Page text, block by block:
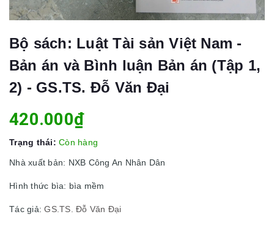
Bộ sách: Luật Tài sản Việt Nam -
Bản án và Bình luận Bản án (Tập 1,
2) - GS.TS. Đỗ Văn Đại
420.000₫
Trạng thái: Còn hàng
Nhà xuất bản: NXB Công An Nhân Dân
Hình thức bìa: bìa mềm
Tác giả:GS.TS. Đỗ Văn Đại